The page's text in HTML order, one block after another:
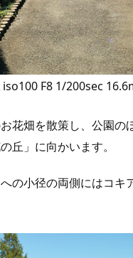
iso100 F8 1/200sec
花畑を散策し、公園の
丘」に向かいます。
の小径の両側にはコキ